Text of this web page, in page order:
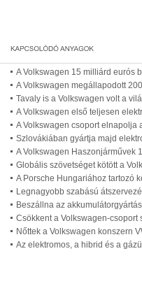
A Volkswagen 15 milliárd eurós
A Volkswagen megállapodott
Tavaly is a Volkswagen volt a
A Volkswagen első teljesen
A Volkswagen csoport elnapolja
Szlovákiában gyártja majd
A Volkswagen Haszonjárművek
Globális szövetséget kötött a
A Porsche Hungariához tartozó
Legnagyobb szabású
Beszállna az
Csökkent a Volkswagen-
Nőttek a Volkswagen konszern
Az elektromos, a hibrid és a